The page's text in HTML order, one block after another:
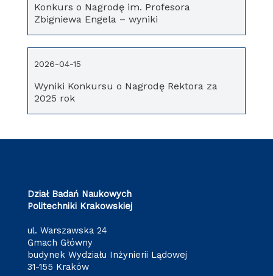
Konkurs o Nagrodę im. Profesora
Zbigniewa Engela – wyniki
Wyniki Konkursu o Nagrodę Rektora za
2025 rok
2026-04-15
Dział Badań Naukowych
Politechniki Krakowskiej
ul. Warszawska 24
Gmach Główny
budynek Wydziału Inżynierii Lądowej
31-155 Kraków